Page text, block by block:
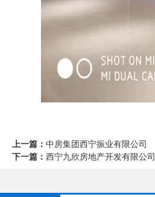
上一篇： 中房集团西宁振业有限公司
下一篇： 西宁九欣房地产开发有限公司